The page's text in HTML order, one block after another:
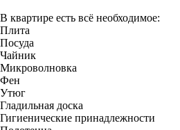
В квартире есть всё необходимое:
Плита
Посуда
Чайник
Микроволновка
Фен
Утюг
Гладильная доска
Гигиенические принадлежности